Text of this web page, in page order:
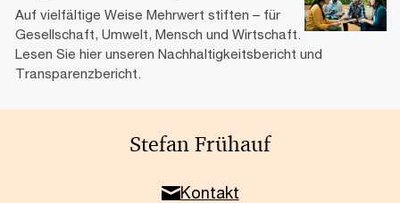
Auf vielfältige Weise Mehrwert stiften – für
Gesellschaft, Umwelt, Mensch und Wirtschaft.
Lesen Sie hier unseren Nachhaltigkeitsbericht und
Transparenzbericht.
Stefan Frühauf
Kontakt